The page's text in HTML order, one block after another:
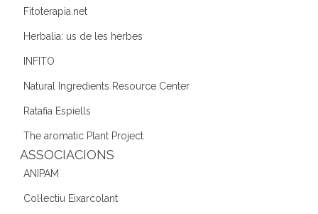
Fitoterapia.net
Herbalia: us de les herbes
INFITO
Natural Ingredients Resource Center
Ratafia Espiells
The aromatic Plant Project
ASSOCIACIONS
ANIPAM
Col·lectiu Eixarcolant